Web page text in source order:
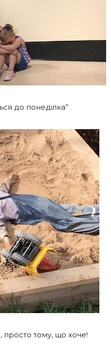
до понеділка”
просто тому, що хоче!